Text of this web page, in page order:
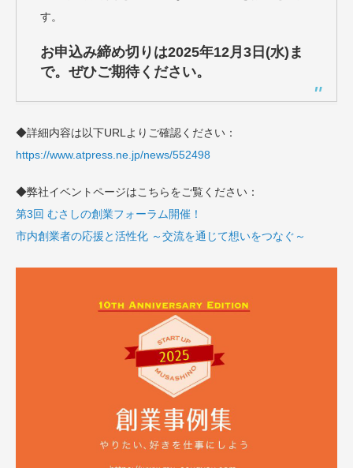
す。
お申込み締め切りは2025年12月3日(水)ま
で。ぜひご期待ください。
◆詳細内容は以下URLよりご確認ください：
https://www.atpress.ne.jp/news/552498
◆弊社イベントページはこちらをご覧ください：
第3回 むさしの創業フォーラム開催！
市内創業者の応援と活性化 ～交流を通じて想いをつなぐ～